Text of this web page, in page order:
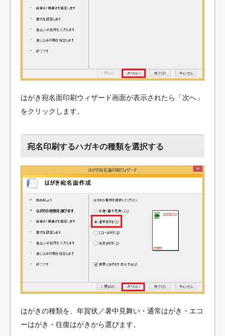
はがき宛名面印刷ウィザード画面が表示されたら「次へ」
をクリックします。
宛名印刷するハガキの種類を選択する
はがきの種類を、年賀状／暑中見舞い・通常はがき・エコ
ーはがき・往復はがきから選びます。